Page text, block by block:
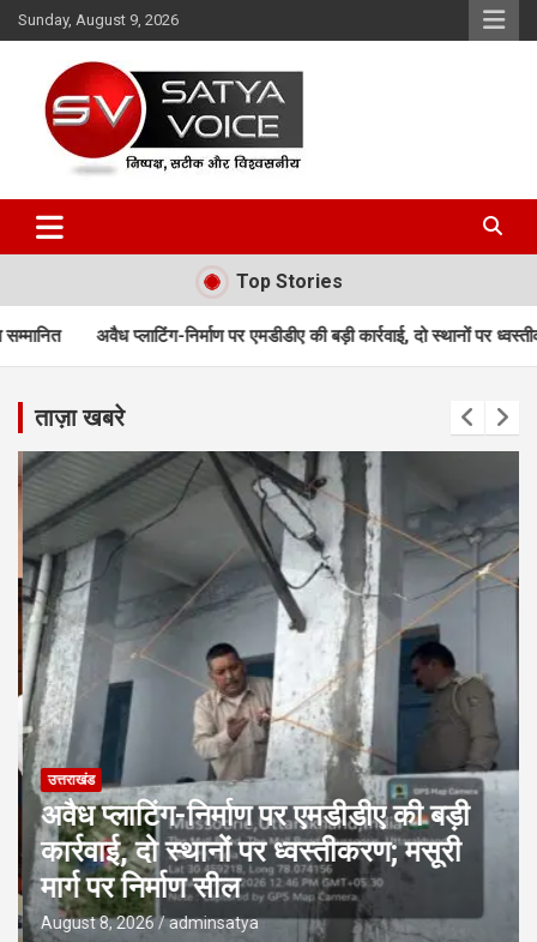
Skip
to
Sunday, August 9, 2026
Satya Voice
Top Stories
निर्माण पर एमडीडीए की बड़ी कार्रवाई, दो स्थानों पर ध्वस्तीकरण; मसूरी मार्ग पर
ताज़ा खबरे
उत्तराखंड
अवैध प्लाटिंग-निर्माण पर एमडीडीए की बड़ी
कार्रवाई, दो स्थानों पर ध्वस्तीकरण; मसूरी
मार्ग पर निर्माण सील
August 8, 2026 adminsatya